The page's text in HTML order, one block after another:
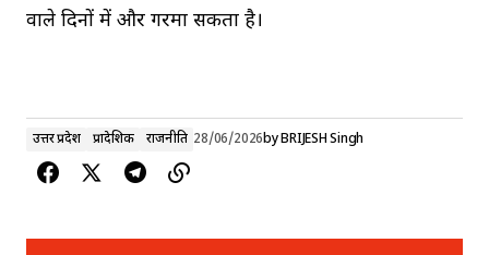
वाले दिनों में और गरमा सकता है।
उत्तर प्रदेश प्रादेशिक राजनीति 28/06/2026byBRIJESH Singh